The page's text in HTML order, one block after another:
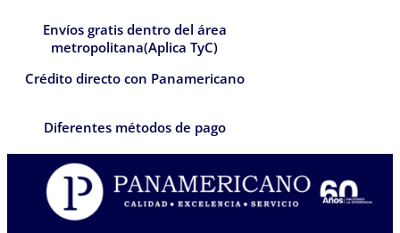
Envíos gratis dentro del área
metropolitana(Aplica TyC)
Crédito directo con Panamericano
Diferentes métodos de pago